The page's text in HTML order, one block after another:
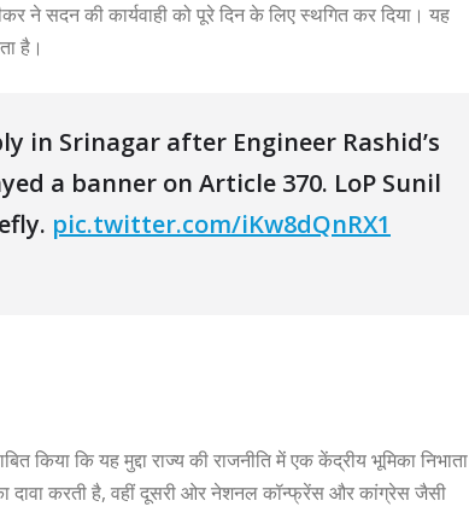
ने सदन की कार्यवाही को पूरे दिन के लिए स्थगित कर दिया। यह
है।
in Srinagar after Engineer Rashid’s
a banner on Article 370. LoP Sunil
pic.twitter.com/iKw8dQnRX1
कि यह मुद्दा राज्य की राजनीति में एक केंद्रीय भूमिका निभाता
करती है, वहीं दूसरी ओर नेशनल कॉन्फ्रेंस और कांग्रेस जैसी